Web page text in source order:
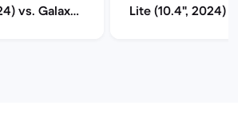
vs. Galaxy
Lite (10.4", 2024)